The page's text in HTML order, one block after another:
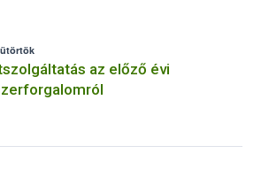
az előző évi